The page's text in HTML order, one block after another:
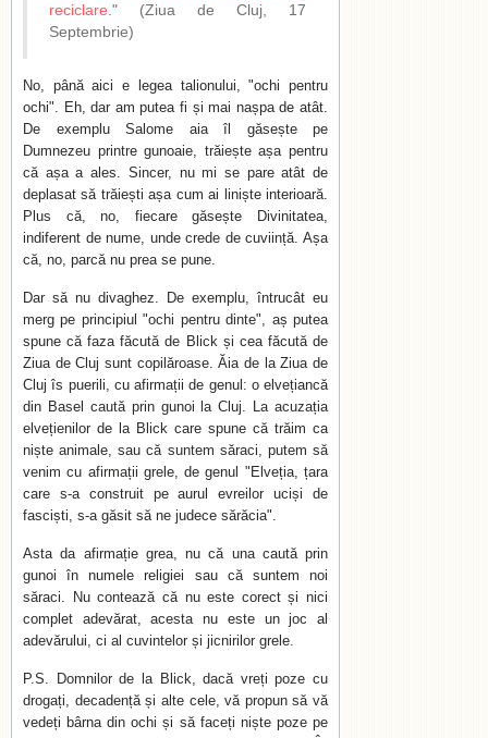
reciclare ." (Ziua de Cluj, 17
Septembrie)
No, până aici e legea talionului, "ochi pentru
ochi". Eh, dar am putea fi și mai nașpa de atât.
De exemplu Salome aia îl găsește pe
Dumnezeu printre gunoaie, trăiește așa pentru
că așa a ales. Sincer, nu mi se pare atât de
deplasat să trăiești așa cum ai liniște interioară.
Plus că, no, fiecare găsește Divinitatea,
indiferent de nume, unde crede de cuviință. Așa
că, no, parcă nu prea se pune.
Dar să nu divaghez. De exemplu, întrucât eu
merg pe principiul "ochi pentru dinte", aș putea
spune că faza făcută de Blick și cea făcută de
Ziua de Cluj sunt copilăroase. Ăia de la Ziua de
Cluj îs puerili, cu afirmații de genul: o elvețiancă
din Basel caută prin gunoi la Cluj. La acuzația
elvețienilor de la Blick care spune că trăim ca
niște animale, sau că suntem săraci, putem să
venim cu afirmații grele, de genul "Elveția, țara
care s-a construit pe aurul evreilor uciși de
fasciști, s-a găsit să ne judece sărăcia".
Asta da afirmație grea, nu că una caută prin
gunoi în numele religiei sau că suntem noi
săraci. Nu contează că nu este corect și nici
complet adevărat, acesta nu este un joc al
adevărului, ci al cuvintelor și jicnirilor grele.
P.S. Domnilor de la Blick, dacă vreți poze cu
drogați, decadență și alte cele, vă propun să vă
vedeți bârna din ochi și să faceți niște poze pe